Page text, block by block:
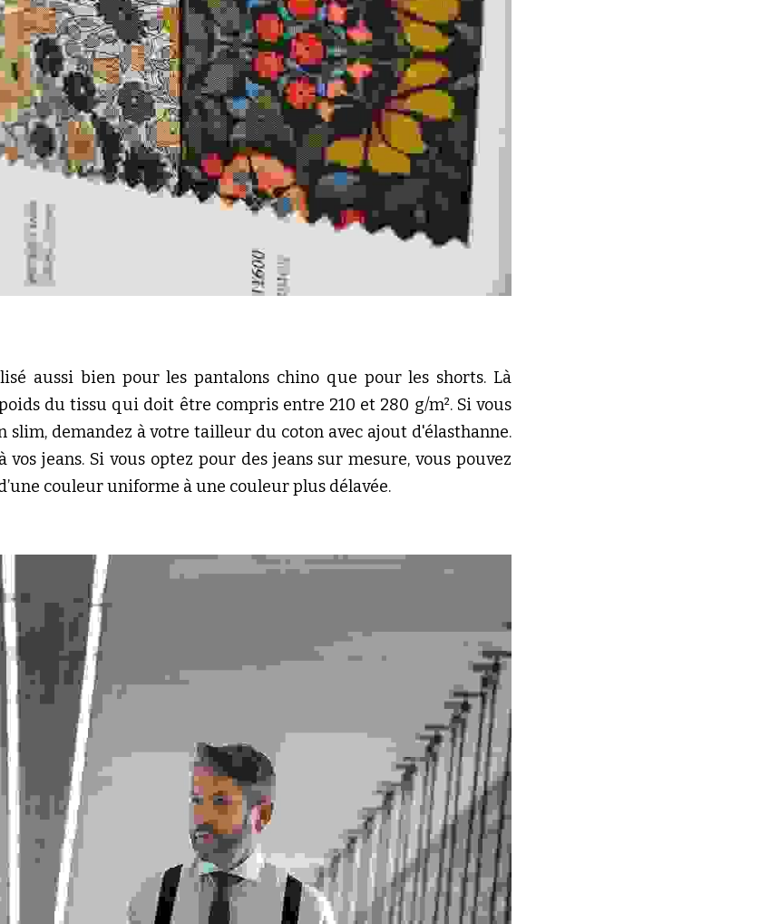
aussi bien pour les pantalons chino que pour les shorts. Là
du tissu qui doit être compris entre 210 et 280 g/m². Si vous
slim, demandez à votre tailleur du coton avec ajout d'élasthanne.
jeans. Si vous optez pour des jeans sur mesure, vous pouvez
couleur uniforme à une couleur plus délavée.